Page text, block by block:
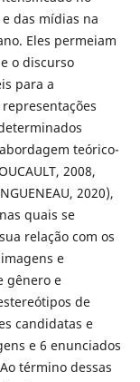
das mídias na
Eles permeiam
o discurso
para a
teórico-
2008,
2020),
quais se
relação com os
e
gênero e
de
candidatas e
e 6 enunciados
término dessas